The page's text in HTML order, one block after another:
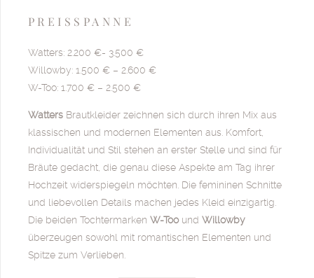
PREISSPANNE
Watters: 2.200 €- 3.500 €
Willowby: 1.500 € – 2.600 €
W-Too: 1.700 € – 2.500 €
Watters Brautkleider zeichnen sich durch ihren Mix aus
klassischen und modernen Elementen aus. Komfort,
Individualität und Stil stehen an erster Stelle und sind für
Bräute gedacht, die genau diese Aspekte am Tag ihrer
Hochzeit widerspiegeln möchten. Die femininen Schnitte
und liebevollen Details machen jedes Kleid einzigartig.
Die beiden Tochtermarken W-Toound Willowby
überzeugen sowohl mit romantischen Elementen und
Spitze zum Verlieben.